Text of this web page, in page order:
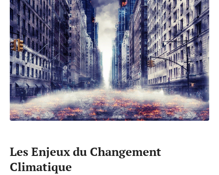
Les Enjeux du Changement
Climatique